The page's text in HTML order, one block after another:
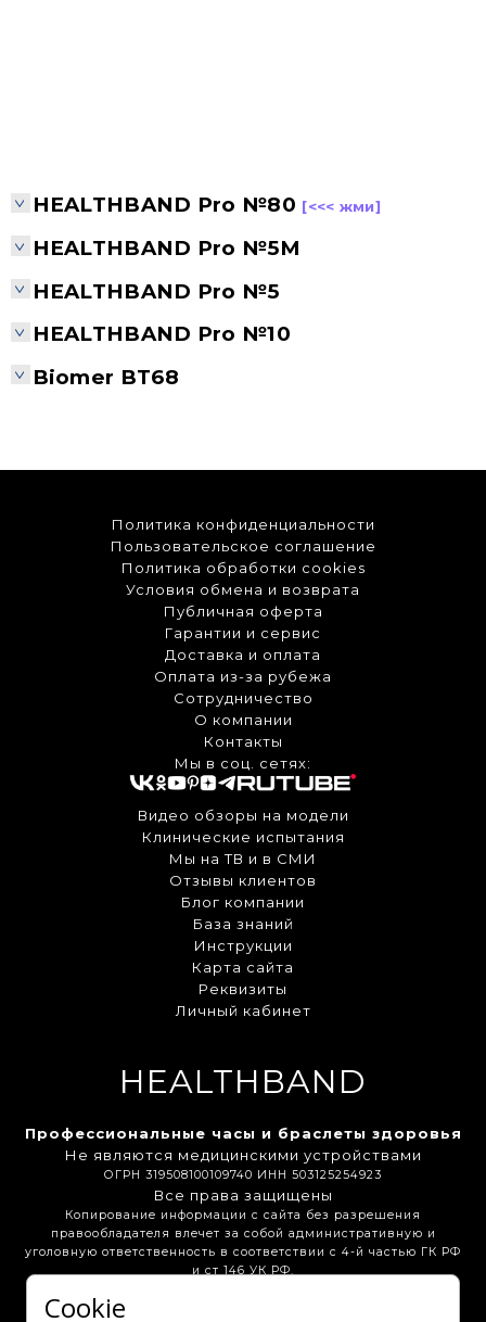
HEALTHBAND Pro №80 [<<< жми]
HEALTHBAND Pro №5M
HEALTHBAND Pro №5
HEALTHBAND Pro №10
Biomer BT68
Политика конфиденциальности
Пользовательское соглашение
Политика обработки cookies
Условия обмена и возврата
Публичная оферта
Гарантии и сервис
Доставка и оплата
Оплата из-за рубежа
Сотрудничество
О компании
Контакты
Мы в соц. сетях:
HEALTHBAND
Профессиональные часы и браслеты здоровья
Не являются медицинскими устройствами
ОГРН 319508100109740 ИНН 503125254923
Все права защищены
Копирование информации с сайта без разрешения
правообладателя влечет за собой административную и
уголовную ответственность в соответствии с 4-й частью ГК РФ
и ст 146 УК РФ.
Видео обзоры на модели
Клинические испытания
Мы на ТВ и в СМИ
Отзывы клиентов
Блог компании
База знаний
Инструкции
Карта сайта
Реквизиты
Личный кабинет
Cookie